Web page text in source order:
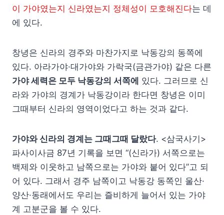
이 가야였는지 신라였는지 정체성이 모호해진다는 데
에 있다.
창녕은 신라의 경주와 마찬가지로 낙동강의 동쪽에
있다. 아라가야·대가야와 가락국(금관가야) 같은 다른
가야 세력은 모두 낙동강의 서쪽에 있다. 그러므로 신
라와 가야의 경계가 낙동강이라 한다면 창녕은 이미
그때부터 신라의 영역이었다고 하는 것과 같다.
가야와 신라의 경계는 그때그때 달랐다. <삼국사기>
파사이사금 87년 기록을 보면 “(신라가) 서쪽으로는
백제와 이웃하고 남쪽으로는 가야와 붙어 있다”고 되
어 있다. 그래서 경주 남쪽이고 낙동강 동쪽인 울산·
양산·동래에서도 우리는 즐비하게 늘어서 있는 가야
계 고분군을 볼 수 있다.